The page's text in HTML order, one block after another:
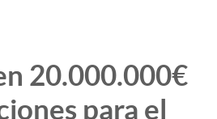
20.000.000€
para el